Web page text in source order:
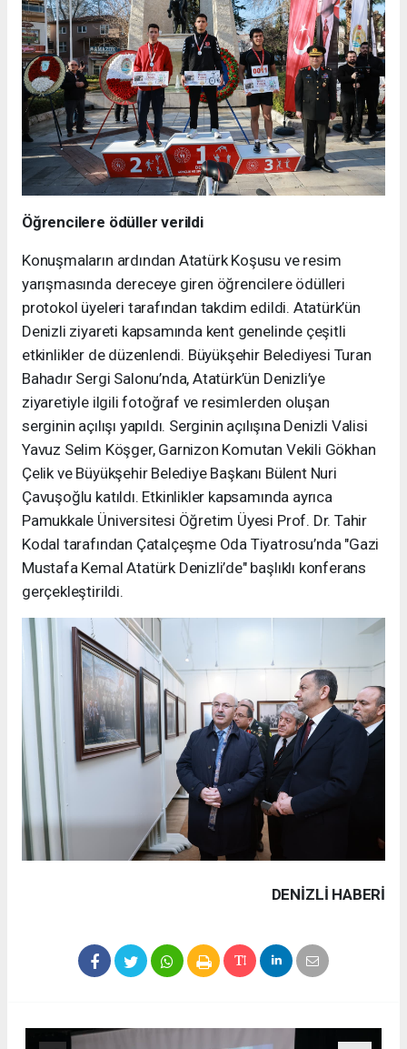
Öğrencilere ödüller verildi
Konuşmaların ardından Atatürk Koşusu ve resim
yarışmasında dereceye giren öğrencilere ödülleri
protokol üyeleri tarafından takdim edildi. Atatürk’ün
Denizli ziyareti kapsamında kent genelinde çeşitli
etkinlikler de düzenlendi. Büyükşehir Belediyesi Turan
Bahadır Sergi Salonu’nda, Atatürk’ün Denizli’ye
ziyaretiyle ilgili fotoğraf ve resimlerden oluşan
serginin açılışı yapıldı. Serginin açılışına Denizli Valisi
Yavuz Selim Köşger, Garnizon Komutan Vekili Gökhan
Çelik ve Büyükşehir Belediye Başkanı Bülent Nuri
Çavuşoğlu katıldı. Etkinlikler kapsamında ayrıca
Pamukkale Üniversitesi Öğretim Üyesi Prof. Dr. Tahir
Kodal tarafından Çatalçeşme Oda Tiyatrosu’nda "Gazi
Mustafa Kemal Atatürk Denizli’de" başlıklı konferans
gerçekleştirildi.
DENIZLI HABERİ